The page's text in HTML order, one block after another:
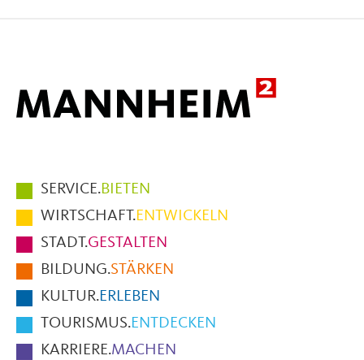
Hauptmenüpunkte
im
Fußbereich
der
Seite
SERVICE.BIETEN
WIRTSCHAFT.ENTWICKELN
STADT.GESTALTEN
BILDUNG.STÄRKEN
KULTUR.ERLEBEN
TOURISMUS.ENTDECKEN
KARRIERE.MACHEN